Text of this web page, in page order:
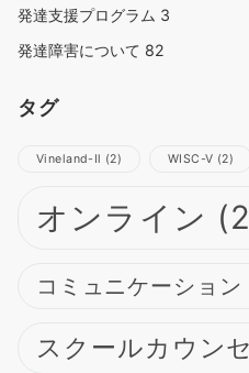
発達支援プログラム 3
発達障害について 82
タグ
Vineland-Ⅱ (2) WISC-Ⅴ (2)
オンライン
コミュニケーション
スクールカウン